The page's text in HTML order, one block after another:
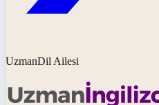
UzmanDil Ailesi